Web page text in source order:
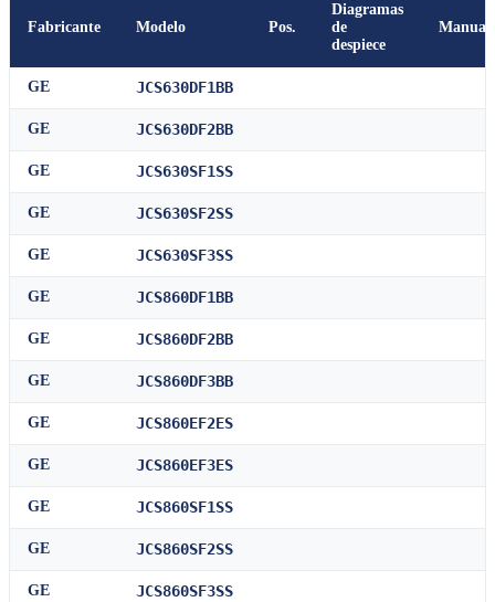
Fabricante Modelo Pos.
Diagramas
de
despiece
Manual
GE JCS630DF1BB
GE JCS630DF2BB
GE JCS630SF1SS
GE JCS630SF2SS
GE JCS630SF3SS
GE JCS860DF1BB
GE JCS860DF2BB
GE JCS860DF3BB
GE JCS860EF2ES
GE JCS860EF3ES
GE JCS860SF1SS
GE JCS860SF2SS
GE JCS860SF3SS